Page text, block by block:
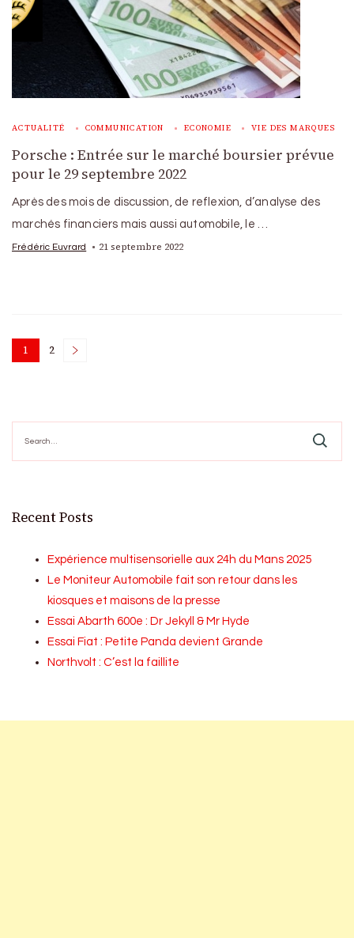
ACTUALITÉ COMMUNICATION ECONOMIE VIE DES MARQUES
Porsche : Entrée sur le marché boursier prévue
pour le 29 septembre 2022
Après des mois de discussion, de reflexion, d’analyse des
marchés financiers mais aussi automobile, le …
Frédéric Euvrard 21 septembre 2022
Posts
Page
1 Page
2
for:
Recent Posts
Expérience multisensorielle aux 24h du Mans 2025
Le Moniteur Automobile fait son retour dans les
kiosques et maisons de la presse
Essai Abarth 600e : Dr Jekyll & Mr Hyde
Essai Fiat : Petite Panda devient Grande
Northvolt : C’est la faillite